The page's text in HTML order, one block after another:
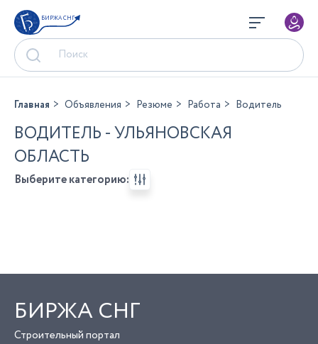
БИРЖА СНГ
Главная Объявления Резюме Работа Водитель
ВОДИТЕЛЬ - УЛЬЯНОВСКАЯ
ОБЛАСТЬ
Выберите категорию:
БИРЖА СНГ
Строительный портал